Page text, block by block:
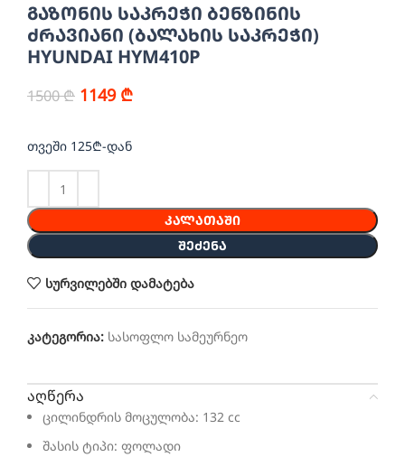
გაზონის საკრეჭი ბენზინის
ძრავიანი (ბალახის საკრეჭი)
HYUNDAI HYM410P
1500₾ 1149 ₾
თვეში 125₾-დან
ᲙᲐᲚᲐᲗᲐᲨᲘ
ᲨᲔᲫᲔᲜᲐ
სურვილებში დამატება
კატეგორია: სასოფლო სამეურნეო
აღწერა
ცილინდრის მოცულობა: 132 cc
შასის ტიპი: ფოლადი